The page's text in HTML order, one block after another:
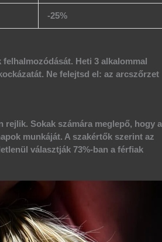
-25%
Heti 3 alkalommal
Ne felejtsd el: az arcszőrzet
rejlik. Sokak számára meglepő, hogy a
munkáját. A szakértők szerint az
választják73%-ban a férfiak